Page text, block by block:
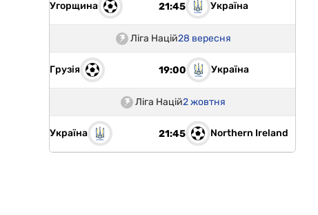
Угорщина 21:45 Україна
Ліга Націй28 вересня
Грузія 19:00 Україна
Ліга Націй2 жовтня
Україна 21:45 Northern Ireland